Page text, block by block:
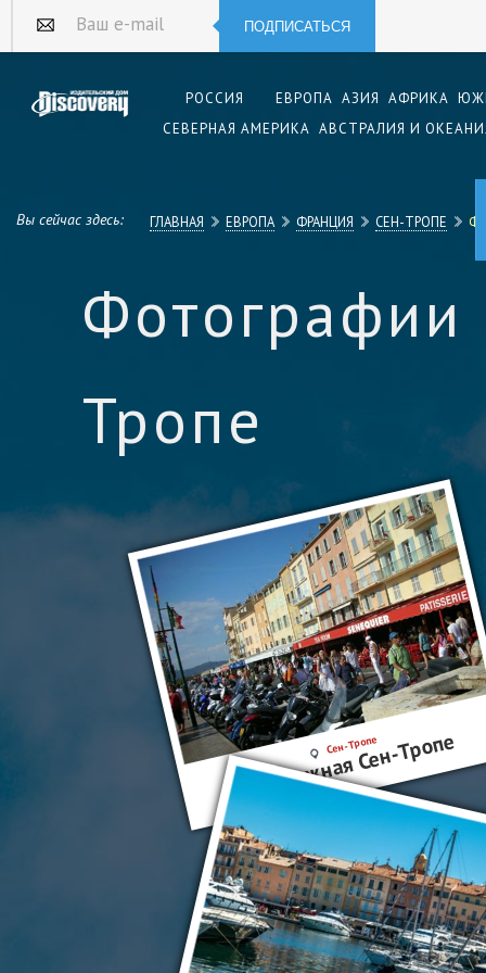
Ваш e-mail ПОДПИСАТЬСЯ
РОССИЯ ЕВРОПА АЗИЯ АФРИКА
СЕВЕРНАЯ АМЕРИКА АВСТРАЛИЯ И
Вы сейчас здесь: ГЛАВНАЯ ЕВРОПА ФРАНЦИЯ СЕН-ТРОПЕ
Фотографии
Тропе
Сен-Тропе
Набережная Сен-Тропе